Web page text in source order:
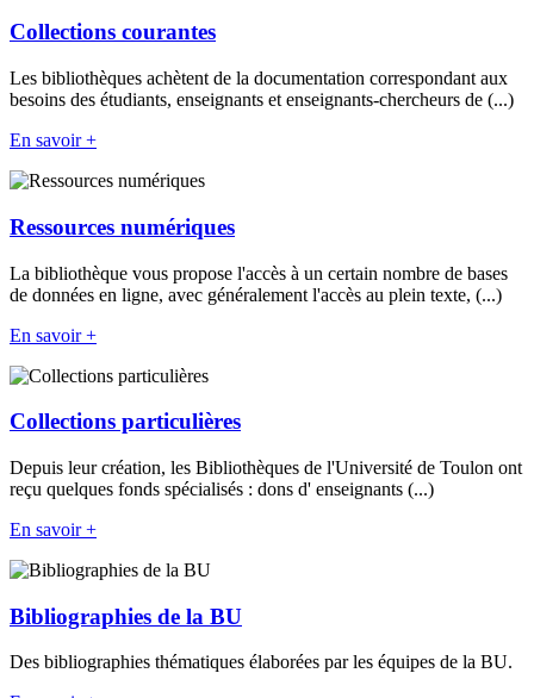
Collections courantes
Les bibliothèques achètent de la documentation correspondant aux
besoins des étudiants, enseignants et enseignants-chercheurs de (...)
En savoir +
Ressources numériques
La bibliothèque vous propose l'accès à un certain nombre de bases
de données en ligne, avec généralement l'accès au plein texte, (...)
En savoir +
Collections particulières
Depuis leur création, les Bibliothèques de l'Université de Toulon ont
reçu quelques fonds spécialisés : dons d' enseignants (...)
En savoir +
Bibliographies de la BU
Des bibliographies thématiques élaborées par les équipes de la BU.